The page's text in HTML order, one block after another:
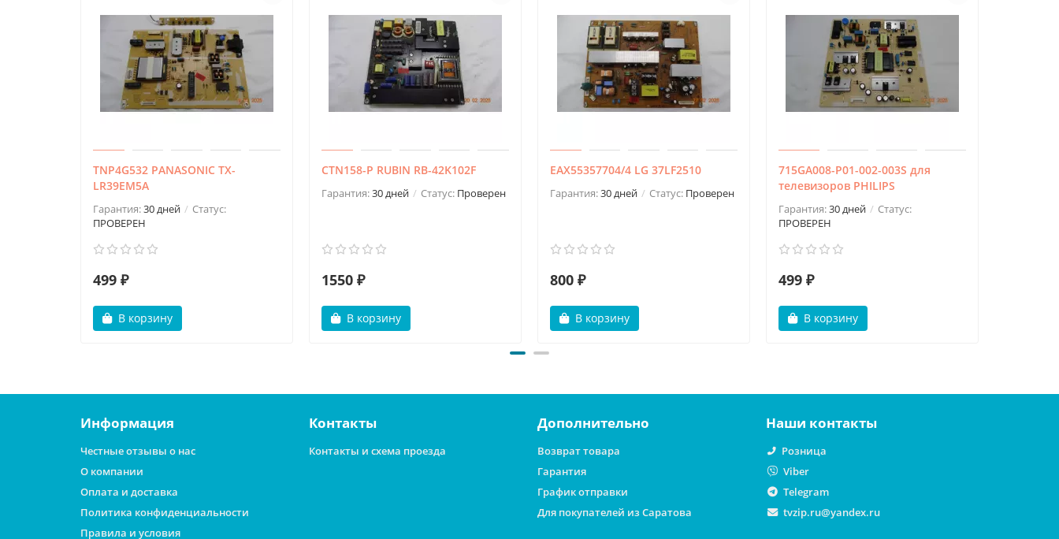
TNP4G532 PANASONIC TX-
LR39EM5A
Гарантия:30 дней
Статус:
ПРОВЕРЕН
499 ₽
В корзину
CTN158-P RUBIN RB-42K102F
Гарантия:30 дней Статус: Проверен
1550 ₽
В корзину
EAX55357704/4 LG 37LF2510
Гарантия:30 дней Статус: Проверен
800 ₽
В корзину
715GA008-P01-002-003S для
телевизоров PHILIPS
Гарантия:30 дней
Статус:
ПРОВЕРЕН
499 ₽
В корзину
Информация
Честные отзывы о нас
О компании
Оплата и доставка
Политика конфиденциальности
Правила и условия
Контакты
Контакты и схема проезда
Дополнительно
Возврат товара
Гарантия
График отправки
Для покупателей из Саратова
Наши контакты
Розница
Viber
Telegram
tvzip.ru@yandex.ru